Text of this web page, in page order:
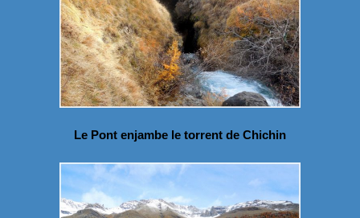
Le Pont enjambe le torrent de Chichin